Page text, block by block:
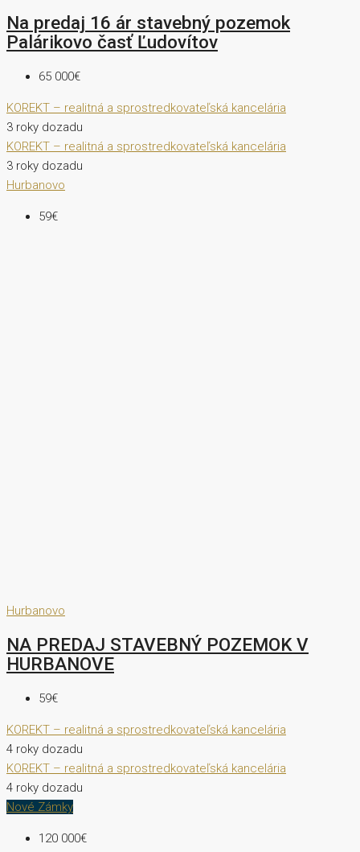
Na predaj 16 ár stavebný pozemok
Palárikovo časť Ľudovítov
65 000€
KOREKT – realitná a sprostredkovateľská kancelária
3 roky dozadu
KOREKT – realitná a sprostredkovateľská kancelária
3 roky dozadu
Hurbanovo
59€
Hurbanovo
NA PREDAJ STAVEBNÝ POZEMOK V
HURBANOVE
59€
KOREKT – realitná a sprostredkovateľská kancelária
4 roky dozadu
KOREKT – realitná a sprostredkovateľská kancelária
4 roky dozadu
Nové Zámky
120 000€